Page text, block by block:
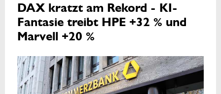
DAX kratzt am Rekord - KI-
Fantasie treibt HPE +32 % und
Marvell +20 %